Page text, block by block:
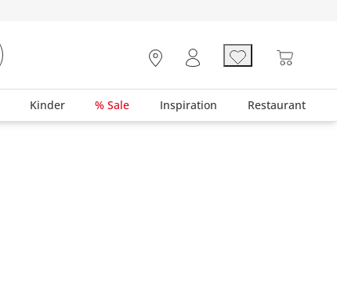
Kinder % Sale Inspiration Restaurant